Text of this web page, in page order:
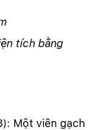
tích bằng
Một viên gạch